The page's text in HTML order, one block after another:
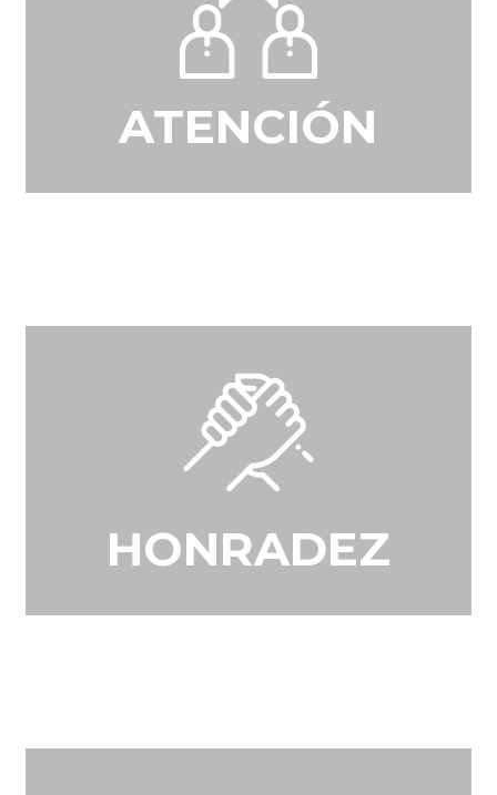
ATENCIÓN
HONRADEZ